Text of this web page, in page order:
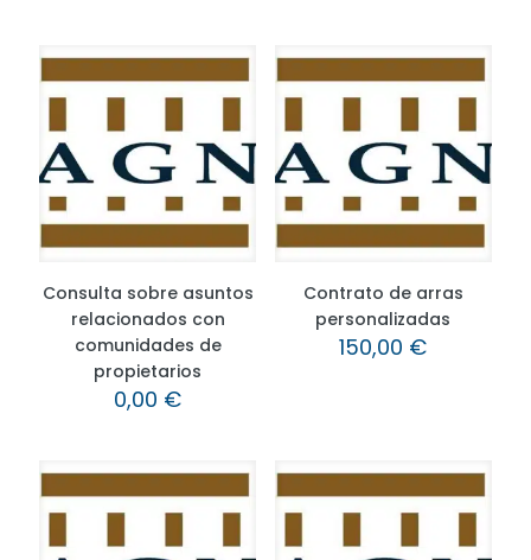
Consulta sobre asuntos
relacionados con
comunidades de
propietarios
0,00 €
Contrato de arras
personalizadas
150,00 €